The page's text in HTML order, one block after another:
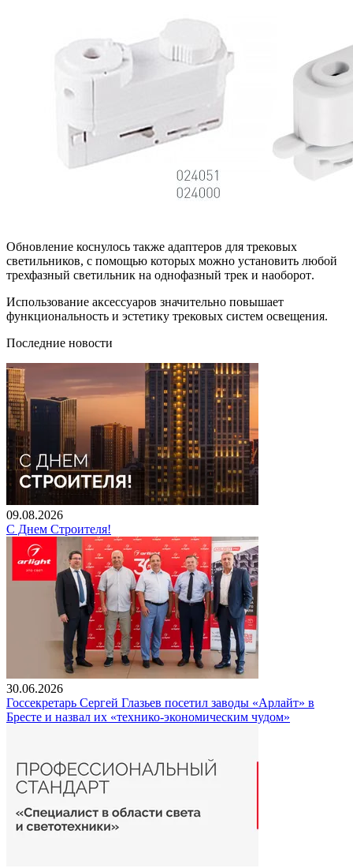
Обновление коснулось также адаптеров для трековых
светильников, с помощью которых можно установить любой
трехфазный светильник на однофазный трек и наоборот.
Использование аксессуаров значительно повышает
функциональность и эстетику трековых систем освещения.
Последние новости
09.08.2026
С Днем Строителя!
30.06.2026
Госсекретарь Сергей Глазьев посетил заводы «Арлайт» в
Бресте и назвал их «технико-экономическим чудом»